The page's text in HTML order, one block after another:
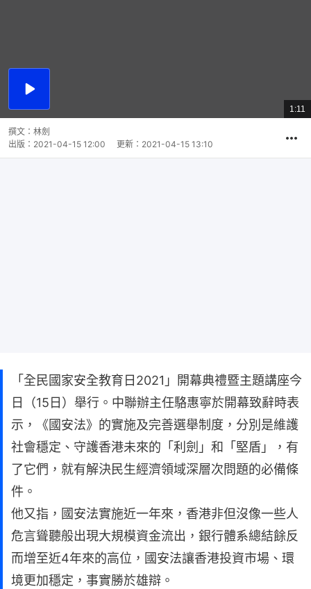
播
總
共
1:11
撰文： 林劍
出版： 2021-04-15 12:00 更新： 2021-04-15 13:10
「全民國家安全教育日2021」開幕典禮暨主題講座今
日（15日）舉行。中聯辦主任駱惠寧於開幕致辭時表
示，《國安法》的實施及完善選舉制度，分別是維護
社會穩定、守護香港未來的「利劍」和「堅盾」，有
了它們，就有解決民生經濟領域深層次問題的必備條
件。
他又指，國安法實施近一年來，香港非但沒像一些人
危言聳聽般出現大規模資金流出，銀行體系總結餘反
而增至近4年來的高位，國安法讓香港投資市場、環
境更加穩定，事實勝於雄辯。